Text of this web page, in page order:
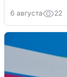
6 августа 22